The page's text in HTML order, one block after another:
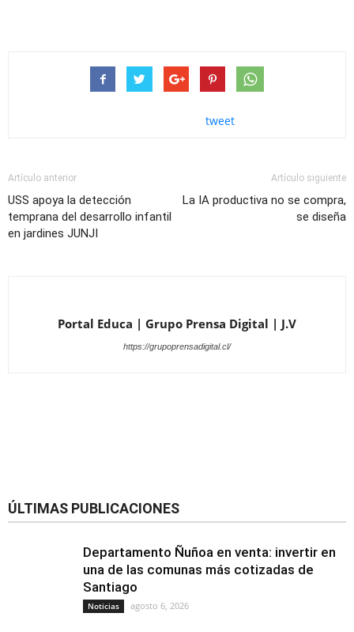
tweet
Artículo anterior
USS apoya la detección
temprana del desarrollo infantil
en jardines JUNJI
Artículo siguiente
La IA productiva no se compra,
se diseña
Portal Educa | Grupo Prensa Digital | J.V
https://grupoprensadigital.cl/
ÚLTIMAS PUBLICACIONES
Departamento Ñuñoa en venta: invertir en
una de las comunas más cotizadas de
Santiago
Noticias agosto 6, 2026